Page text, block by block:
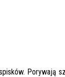
Porywają